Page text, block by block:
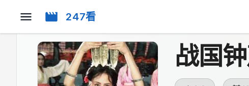
247看
战国